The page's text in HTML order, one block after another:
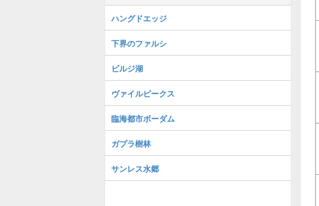
ハングドエッジ
下界のファルシ
ビルジ湖
ヴァイルピークス
臨海都市ボーダム
ガプラ樹林
サンレス水郷